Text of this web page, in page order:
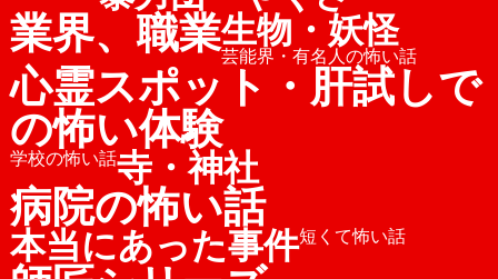
業界、職業生物・妖怪
芸能界・有名人の怖い話
心霊スポット・肝試しで
の怖い体験
学校の怖い話寺・神社
病院の怖い話
本当にあった事件短くて怖い話